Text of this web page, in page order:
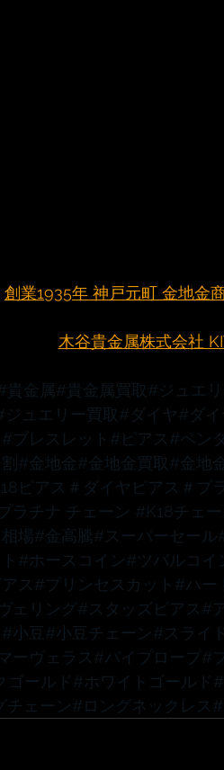
創業1935年 神戸元町 金地金
木谷貴金属株式会社
貴金属#貴金属買取 #ジュエ
ジュエリー買取 #ダイヤ#ダイ
#ブレスレット #ピアス #ペン
#金地金 #金地金買取 #金地
ピアス ＃ダイヤピアス ＃プ
ラチナ チェーン #K18チェ
場 #金高騰#スーパーセール
#ホースコイン#ツバルコイ
ス #プリンセスカット #ハー
ェリング#スタッズピアス #
#小豆#小豆チェーン#スライ
ーヴェラス #パイプロープ #
ゴールド #ホワイトゴールド
チェーン#ロングネックレス